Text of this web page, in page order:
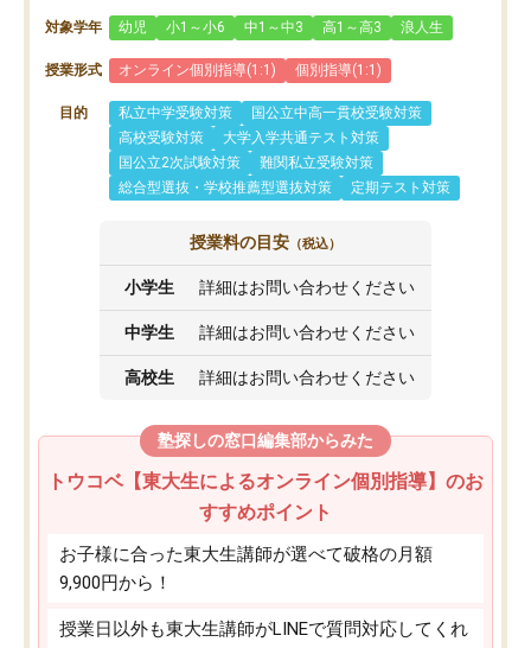
対象学年 幼児 小1～小6 中1～中3 高1～高3 浪人生
授業形式 オンライン個別指導(1:1) 個別指導(1:1)
目的 私立中学受験対策
国公立中高一貫校受験対策
高校受験対策
大学入学共通テスト対策
国公立2次試験対策
難関私立受験対策
総合型選抜・学校推薦型選抜対策
定期テスト対策
授業料の目安 （税込）
小学生 詳細はお問い合わせください
中学生 詳細はお問い合わせください
高校生 詳細はお問い合わせください
塾探しの窓口編集部からみた
トウコベ【東大生によるオンライン個別指導】のお
すすめポイント
お子様に合った東大生講師が選べて破格の月額
9,900円から！
授業日以外も東大生講師がLINEで質問対応してくれ